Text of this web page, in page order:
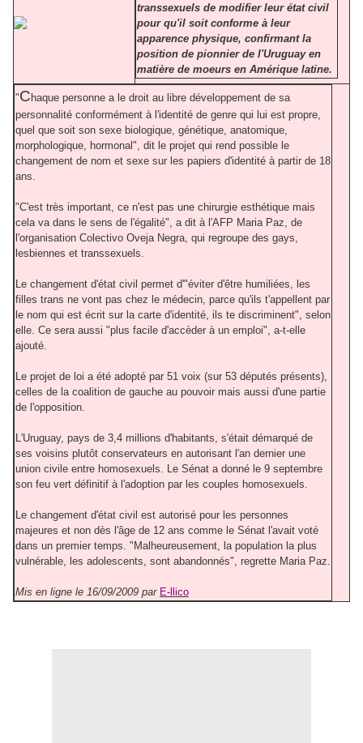
transsexuels de modifier leur état civil
pour qu'il soit conforme à leur
apparence physique, confirmant la
position de pionnier de l'Uruguay en
matière de moeurs en Amérique latine.
"C haque personne a le droit au libre développement de sa
personnalité conformément à l'identité de genre qui lui est propre,
quel que soit son sexe biologique, génétique, anatomique,
morphologique, hormonal", dit le projet qui rend possible le
changement de nom et sexe sur les papiers d'identité à partir de 18
ans.
"C'est très important, ce n'est pas une chirurgie esthétique mais
cela va dans le sens de l'égalité", a dit à l'AFP Maria Paz, de
l'organisation Colectivo Oveja Negra, qui regroupe des gays,
lesbiennes et transsexuels.
Le changement d'état civil permet d'"éviter d'être humiliées, les
filles trans ne vont pas chez le médecin, parce qu'ils t'appellent par
le nom qui est écrit sur la carte d'identité, ils te discriminent", selon
elle. Ce sera aussi "plus facile d'accèder à un emploi", a-t-elle
ajouté.
Le projet de loi a été adopté par 51 voix (sur 53 députés présents),
celles de la coalition de gauche au pouvoir mais aussi d'une partie
de l'opposition.
L'Uruguay, pays de 3,4 millions d'habitants, s'était démarqué de
ses voisins plutôt conservateurs en autorisant l'an dernier une
union civile entre homosexuels. Le Sénat a donné le 9 septembre
son feu vert définitif à l'adoption par les couples homosexuels.
Le changement d'état civil est autorisé pour les personnes
majeures et non dès l'âge de 12 ans comme le Sénat l'avait voté
dans un premier temps. "Malheureusement, la population la plus
vulnérable, les adolescents, sont abandonnés", regrette Maria Paz.
Mis en ligne le 16/09/2009 par E-llico